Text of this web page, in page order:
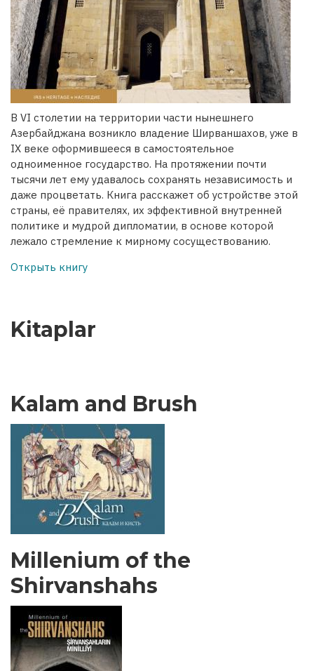
В VI столетии на территории части нынешнего
Азербайджана возникло владение Ширваншахов, уже в
IX веке оформившееся в самостоятельное
одноименное государство. На протяжении почти
тысячи лет ему удавалось сохранять независимость и
даже процветать. Книга расскажет об устройстве этой
страны, её правителях, их эффективной внутренней
политике и мудрой дипломатии, в основе которой
лежало стремление к мирному сосуществованию.
Открыть книгу
Kitaplar
Kalam and Brush
Millenium of the
Shirvanshahs